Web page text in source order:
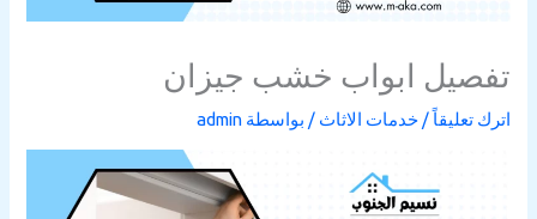
تفصيل ابواب خشب جيزان
اترك تعليقاً /خدمات الاثاث / بواسطة admin